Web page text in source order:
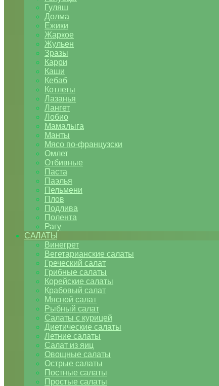
Гуляш
Долма
Ежики
Жаркое
Жульен
Зразы
Карри
Каши
Кебаб
Котлеты
Лазанья
Лангет
Лобио
Мамалыга
Манты
Мясо по-французски
Омлет
Отбивные
Паста
Паэлья
Пельмени
Плов
Подлива
Полента
Рагу
САЛАТЫ
Винегрет
Вегетарианские салаты
Греческий салат
Грибные салаты
Корейские салаты
Крабовый салат
Мясной салат
Рыбный салат
Салаты с курицей
Диетические салаты
Летние салаты
Салат из яиц
Овощные салаты
Острые салаты
Постные салаты
Простые салаты